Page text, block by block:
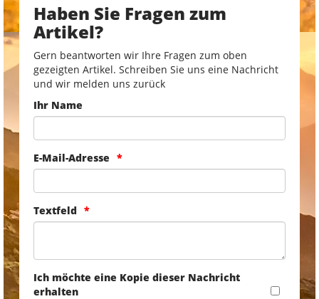
Haben Sie Fragen zum
Artikel?
Gern beantworten wir Ihre Fragen zum oben
gezeigten Artikel. Schreiben Sie uns eine Nachricht
und wir melden uns zurück
Ihr Name
E-Mail-Adresse
Textfeld
Ich möchte eine Kopie dieser Nachricht
erhalten